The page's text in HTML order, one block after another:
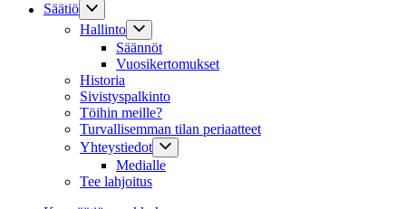
Säätiö
Hallinto
Säännöt
Vuosikertomukset
Historia
Sivistyspalkinto
Töihin meille?
Turvallisemman tilan periaatteet
Yhteystiedot
Medialle
Tee lahjoitus